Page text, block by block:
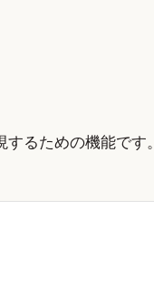
るための機能です。